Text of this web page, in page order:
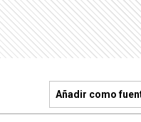
Añadir como